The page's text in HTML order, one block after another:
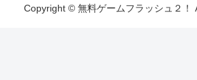
Copyright © 無料ゲームフラッシュ２！